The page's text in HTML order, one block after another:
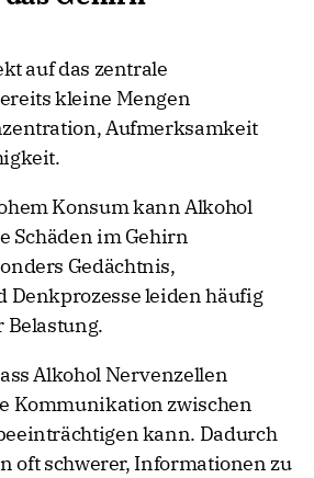
auf das zentrale
kleine Mengen
Aufmerksamkeit
Konsum kann Alkohol
Schäden im Gehirn
Gedächtnis,
Denkprozesse leiden häufig
Alkohol Nervenzellen
Kommunikation zwischen
kann. Dadurch
oft schwerer, Informationen zu